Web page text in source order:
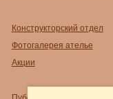
Конструкторский отдел
Фотогалерея ателье
Акции